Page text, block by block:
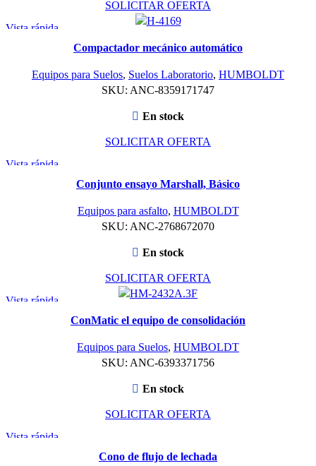
SOLICITAR OFERTA
Vista rápida
Compactador mecánico automático
Equipos para Suelos, Suelos Laboratorio, HUMBOLDT
SKU: ANC-8359171747
En stock
SOLICITAR OFERTA
Vista rápida
Conjunto ensayo Marshall, Básico
Equipos para asfalto, HUMBOLDT
SKU: ANC-2768672070
En stock
SOLICITAR OFERTA
Vista rápida
ConMatic el equipo de consolidación
Equipos para Suelos, HUMBOLDT
SKU: ANC-6393371756
En stock
SOLICITAR OFERTA
Vista rápida
Cono de flujo de lechada